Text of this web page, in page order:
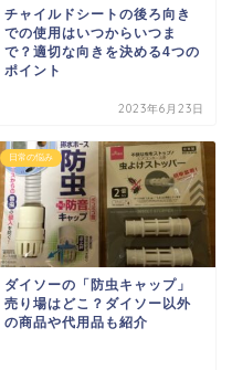
チャイルドシートの後ろ向き
での使用はいつからいつま
で？適切な向きを決める4つの
ポイント
2023年6月23日
日常の悩み
ダイソーの「防虫キャップ」
売り場はどこ？ダイソー以外
の商品や代用品も紹介